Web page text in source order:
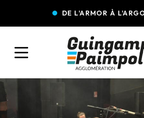
DE L'ARMOR À
COLLECTE DES DÉCHETS EAU ET